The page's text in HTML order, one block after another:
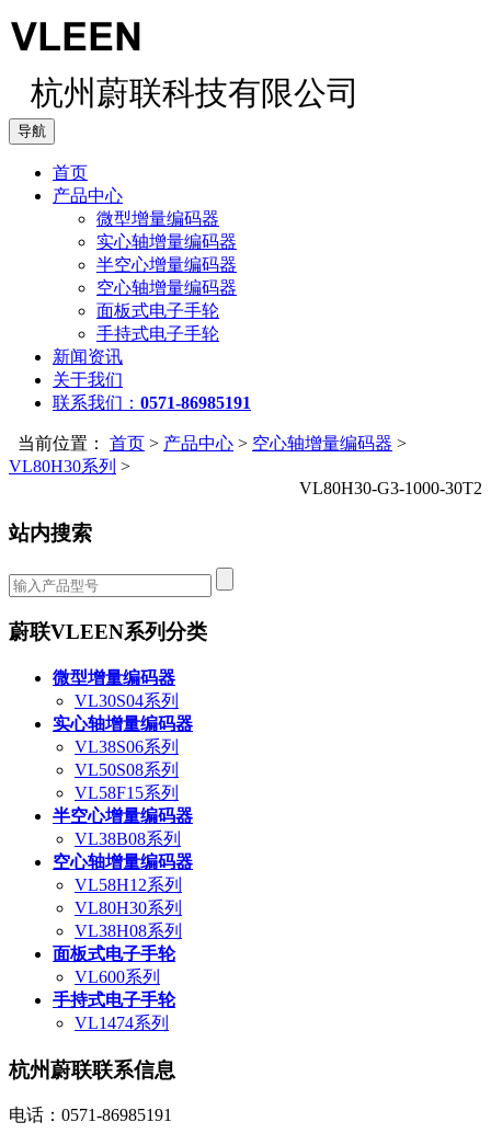
杭州蔚联科技有限公司
导航
首页
产品中心
微型增量编码器
实心轴增量编码器
半空心增量编码器
空心轴增量编码器
面板式电子手轮
手持式电子手轮
新闻资讯
关于我们
联系我们： 0571-86985191
当前位置： 首页 > 产品中心 > 空心轴增量编码器 >
VL80H30系列 >
VL80H30-G3-1000-30T2
站内搜索
蔚联VLEEN系列分类
微型增量编码器
VL30S04系列
实心轴增量编码器
VL38S06系列
VL50S08系列
VL58F15系列
半空心增量编码器
VL38B08系列
空心轴增量编码器
VL58H12系列
VL80H30系列
VL38H08系列
面板式电子手轮
VL600系列
手持式电子手轮
VL1474系列
杭州蔚联联系信息
电话：0571-86985191